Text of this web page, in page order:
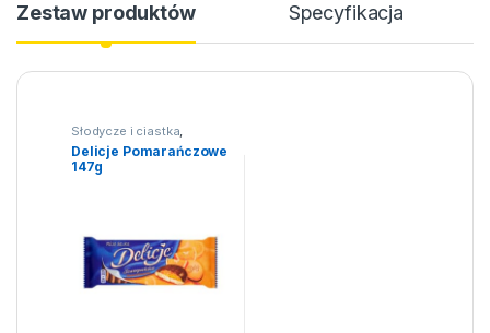
Zestaw produktów Specyfikacja
Słodycze i ciastka,
Ciastka
Delicje Pomarańczowe
147g